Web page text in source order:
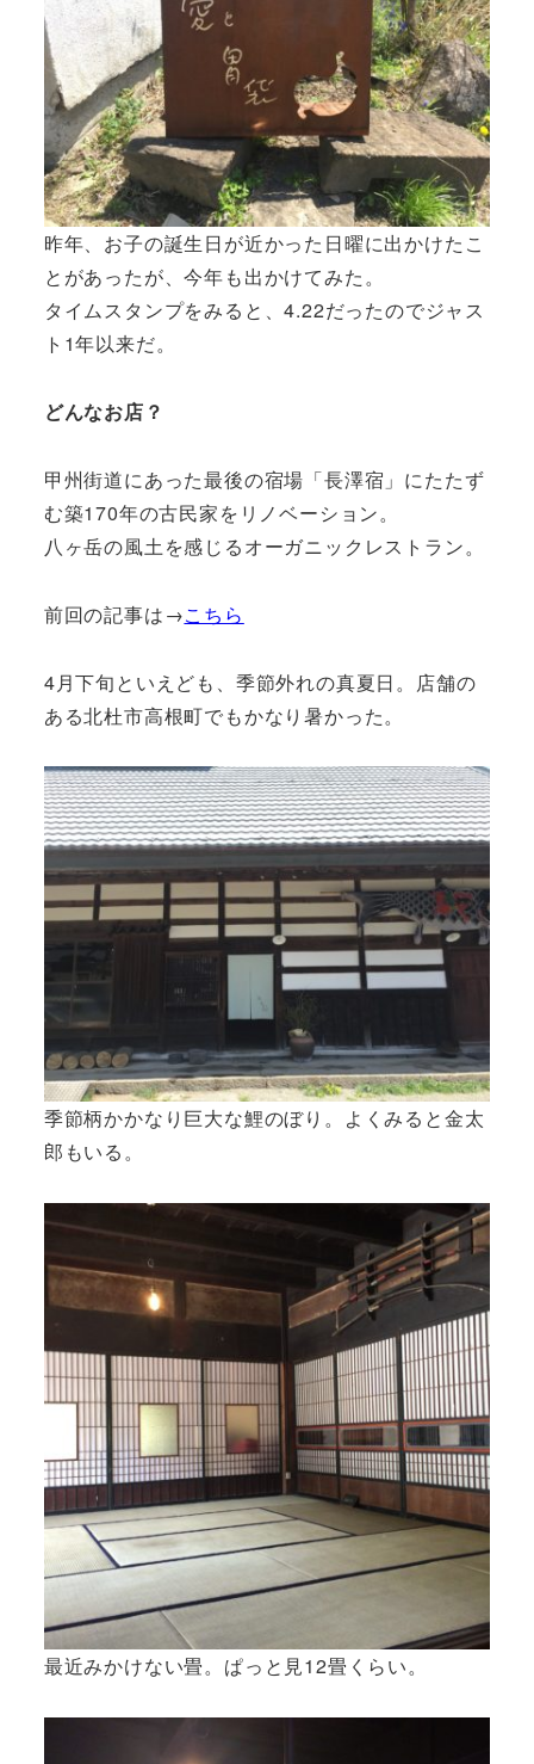
昨年、お子の誕生日が近かった日曜に出かけたこ
とがあったが、今年も出かけてみた。
タイムスタンプをみると、4.22だったのでジャス
ト1年以来だ。
どんなお店？
甲州街道にあった最後の宿場「長澤宿」にたたず
む築170年の古民家をリノベーション。
八ヶ岳の風土を感じるオーガニックレストラン。
前回の記事は→こちら
4月下旬といえども、季節外れの真夏日。店舗の
ある北杜市高根町でもかなり暑かった。
季節柄かかなり巨大な鯉のぼり。よくみると金太
郎もいる。
最近みかけない畳。ぱっと見12畳くらい。